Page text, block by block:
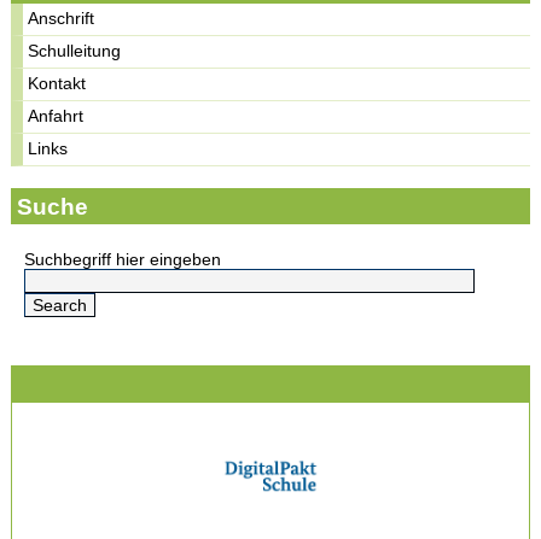
Anschrift
Schulleitung
Kontakt
Anfahrt
Links
Suche
Suchbegriff hier eingeben